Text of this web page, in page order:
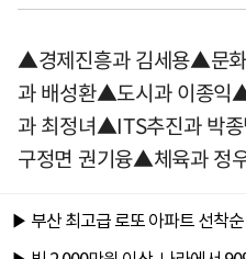
▲경제진흥과 김세용▲문
과 배성환▲도시과 이종
과 최정녀▲ITS추진과 박
구정면 권기융▲체육과 정